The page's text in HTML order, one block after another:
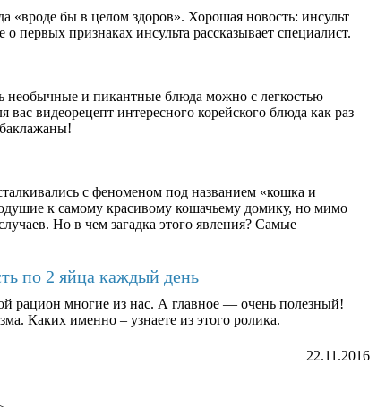
«вроде бы в целом здоров». Хорошая новость: инсульт
первых признаках инсульта рассказывает специалист.
необычные и пикантные блюда можно с легкостью
видеорецепт интересного корейского блюда как раз
с феноменом под названием «кошка и
к самому красивому кошачьему домику, но мимо
Но в чем загадка этого явления? Самые
по 2 яйца каждый день
рацион многие из нас. А главное — очень полезный!
Каких именно – узнаете из этого ролика.
22.11.2016